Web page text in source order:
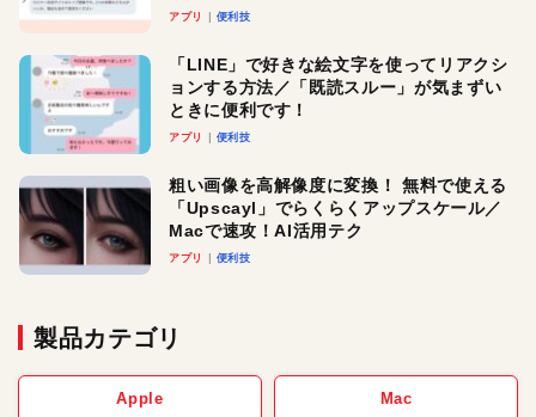
アプリ 便利技
「LINE」で好きな絵文字を使ってリアクシ
ョンする方法／「既読スルー」が気まずい
ときに便利です！
アプリ 便利技
粗い画像を高解像度に変換！ 無料で使える
「Upscayl」でらくらくアップスケール／
Macで速攻！AI活用テク
アプリ 便利技
製品カテゴリ
Apple Mac